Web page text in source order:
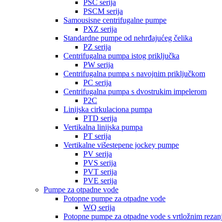
PSC serija
PSCM serija
Samousisne centrifugalne pumpe
PXZ serija
Standardne pumpe od nehrđajućeg čelika
PZ serija
Centrifugalna pumpa istog priključka
PW serija
Centrifugalna pumpa s navojnim priključkom
PC serija
Centrifugalna pumpa s dvostrukim impelerom
P2C
Linijska cirkulaciona pumpa
PTD serija
Vertikalna linijska pumpa
PT serija
Vertikalne višestepene jockey pumpe
PV serija
PVS serija
PVT serija
PVE serija
Pumpe za otpadne vode
Potopne pumpe za otpadne vode
WQ serija
Potopne pumpe za otpadne vode s vrtložnim